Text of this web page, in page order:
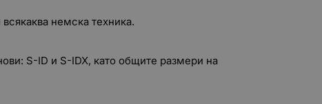
немска техника.
S-ID и S-IDX, като общите размери на